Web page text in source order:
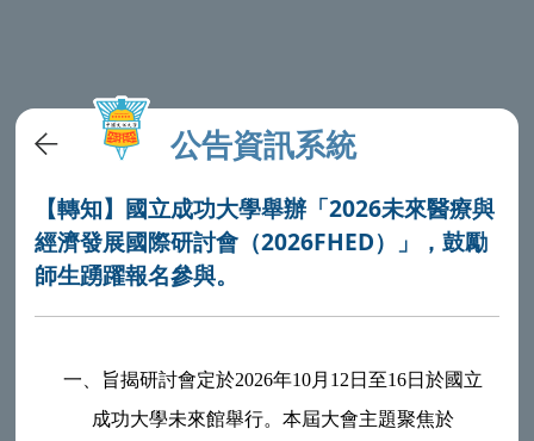
公告資訊系統
【轉知】國立成功大學舉辦「2026未來醫療與
經濟發展國際研討會（2026FHED）」，鼓勵
師生踴躍報名參與。
一、 旨揭研討會定於2026年10月12日至16日於國立
成功大學未來館舉行。本屆大會主題聚焦於